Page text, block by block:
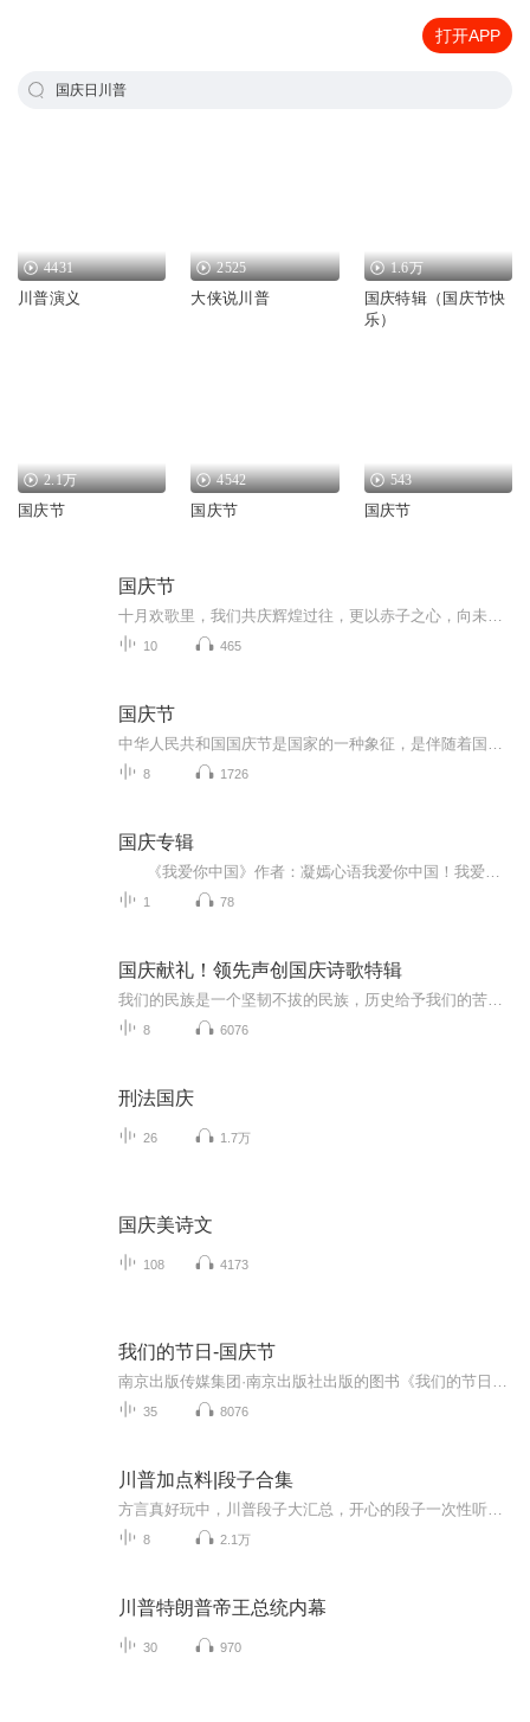
打开APP
国庆日川普
4431
川普演义
2525
大侠说川普
1.6万
国庆特辑（国庆节快
乐）
2.1万
国庆节
4542
国庆节
543
国庆节
国庆节
10 465
国庆节
8 1726
国庆专辑
1 78
国庆献礼！领先声创国庆诗歌特辑
8 6076
刑法国庆
26 1.7万
国庆美诗文
108 4173
我们的节日-国庆节
35 8076
川普加点料|段子合集
8 2.1万
川普特朗普帝王总统内幕
30 970